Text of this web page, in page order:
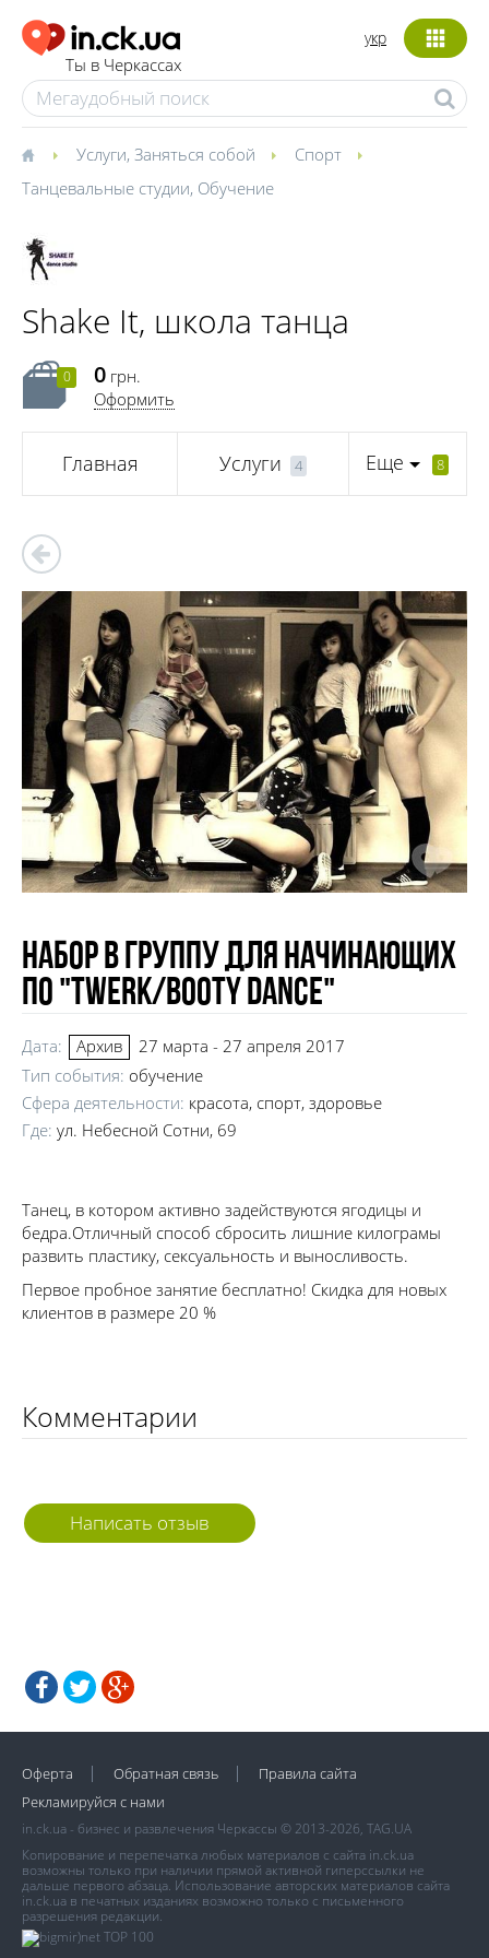
Ты в Черкассах
укр
Услуги, Заняться собой
Спорт
Танцевальные студии, Обучение
Shake It, школа танца
0 0 грн.
Оформить
Главная Услуги 4 Еще 8
Набор в группу для начинающих
по "twerk/booty dance"
Дата: Архив
27 марта - 27 апреля 2017
Тип события: обучение
Сфера деятельности: красота, спорт, здоровье
Где: ул. Небесной Сотни, 69
Танец, в котором активно задействуются ягодицы и
бедра.Отличный способ сбросить лишние килограмы
развить пластику, сексуальность и выносливость.
Первое пробное занятие бесплатно! Скидка для новых
клиентов в размере 20 %
Комментарии
Написать отзыв
Оферта Обратная связь
Правила сайта
Рекламируйся с нами
in.ck.ua - бизнес и развлечения Черкассы © 2013-2026, TAG.UA
Копирование и перепечатка любых материалов с сайта in.ck.ua
возможны только при наличии прямой активной гиперссылки не
дальше первого абзаца. Использование авторских материалов сайта
in.ck.ua в печатных изданиях возможно только с письменного
разрешения редакции.